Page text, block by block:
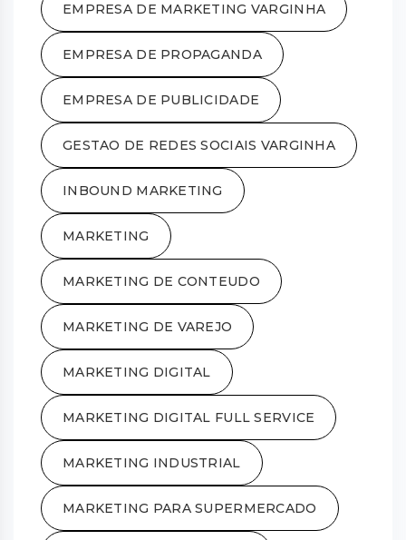
EMPRESA DE MARKETING VARGINHA
EMPRESA DE PROPAGANDA
EMPRESA DE PUBLICIDADE
GESTAO DE REDES SOCIAIS VARGINHA
INBOUND MARKETING
MARKETING
MARKETING DE CONTEUDO
MARKETING DE VAREJO
MARKETING DIGITAL
MARKETING DIGITAL FULL SERVICE
MARKETING INDUSTRIAL
MARKETING PARA SUPERMERCADO